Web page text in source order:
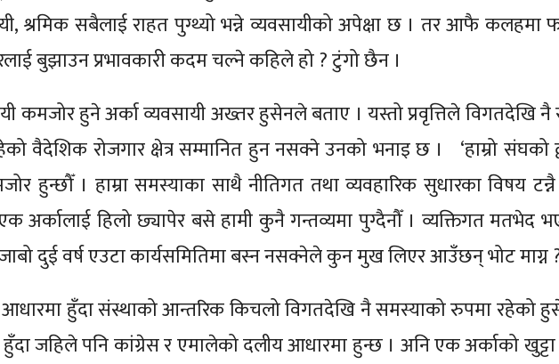
श्रमिक सबैलाई राहत पुग्थ्यो भन्ने व्यवसायीको अपेक्षा छ । तर आफै कलहमा
बुझाउन प्रभावकारी कदम चल्ने कहिले हो ? टुंगो छैन ।
कमजोर हुने अर्का व्यवसायी अख्तर हुसेनले बताए । यस्तो प्रवृत्तिले विगतदेखि
वैदेशिक रोजगार क्षेत्र सम्मानित हुन नसक्ने उनको भनाइ छ । ‘हाम्रो संघको
हुन्छौँ । हाम्रा समस्याका साथै नीतिगत तथा व्यवहारिक सुधारका विषय
अर्कालाई हिलो छ्यापेर बसे हामी कुनै गन्तव्यमा पुग्दैनौँ । व्यक्तिगत मतभेद
दुई वर्ष एउटा कार्यसमितिमा बस्न नसक्नेले कुन मुख लिएर आउँछन् भोट माग्न
आधारमा हुँदा संस्थाको आन्तरिक किचलो विगतदेखि नै समस्याको रुपमा रहेको
जहिले पनि कांग्रेस र एमालेको दलीय आधारमा हुन्छ । अनि एक अर्काको